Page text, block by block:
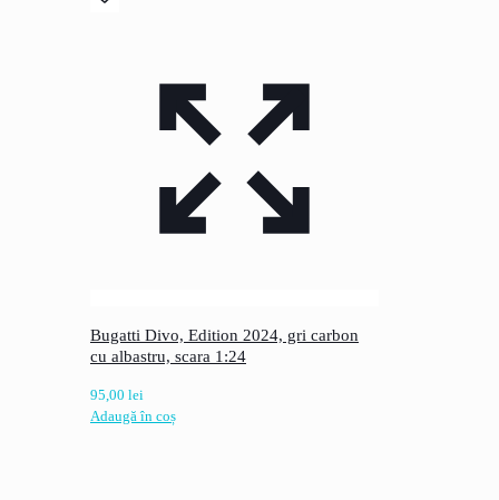
Bugatti Divo, Edition 2024, gri carbon
cu albastru, scara 1:24
95,00 lei
Adaugă în coș